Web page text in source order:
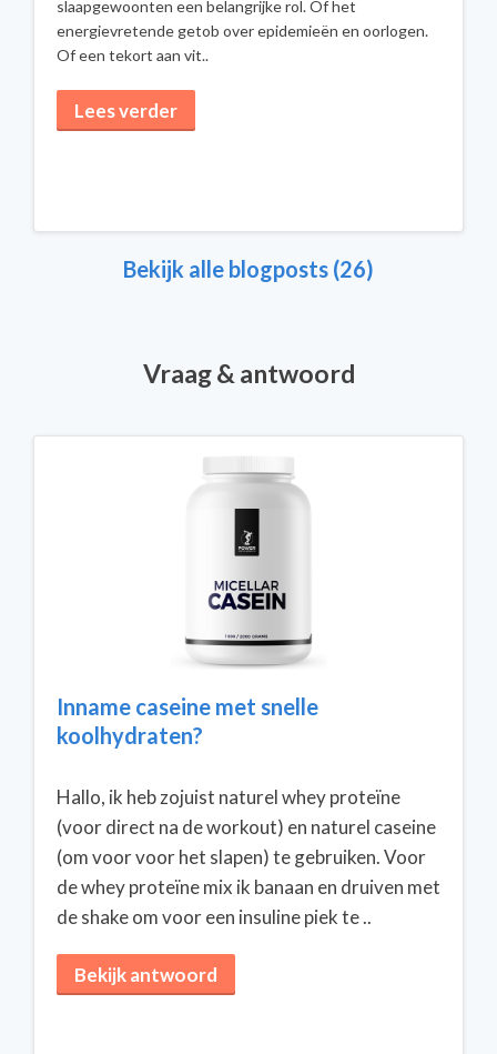
slaapgewoonten een belangrijke rol. Of het
energievretende getob over epidemieën en oorlogen.
Of een tekort aan vit..
Lees verder
Bekijk alle blogposts (26)
Vraag & antwoord
Inname caseine met snelle
koolhydraten?
Hallo, ik heb zojuist naturel whey proteïne
(voor direct na de workout) en naturel caseine
(om voor voor het slapen) te gebruiken. Voor
de whey proteïne mix ik banaan en druiven met
de shake om voor een insuline piek te ..
Bekijk antwoord